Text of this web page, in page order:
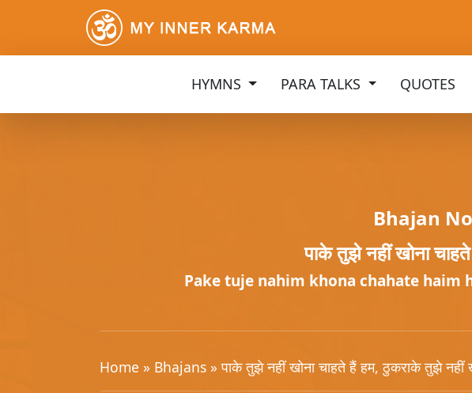
HYMNS PARA TALKS QUOTES
Bhajan
पाके तुझे नहीं खोना
Pake tuje nahim khona chahate
Home » Bhajans » पाके तुझे नहीं खोना चाहते हैं हम, ठुकराके तुझे नहीं